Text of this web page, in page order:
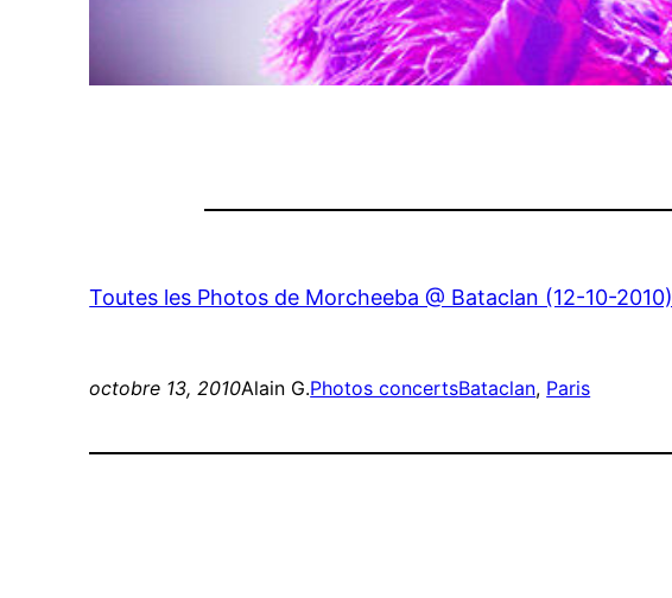
Toutes les Photos de Morcheeba @ Bataclan (12-10-2010)
octobre 13, 2010Alain G.Photos concertsBataclan, Paris